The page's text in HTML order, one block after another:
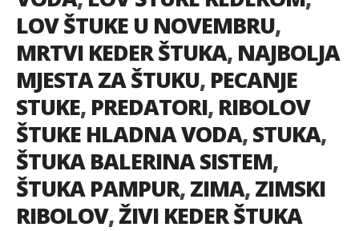
LOV ŠTUKE U NOVEMBRU,
MRTVI KEDER ŠTUKA, NAJBOLJA
MJESTA ZA ŠTUKU, PECANJE
STUKE, PREDATORI, RIBOLOV
ŠTUKE HLADNA VODA,STUKA,
ŠTUKA BALERINA SISTEM,
ŠTUKA PAMPUR,ZIMA,ZIMSKI
RIBOLOV,ŽIVI KEDER ŠTUKA